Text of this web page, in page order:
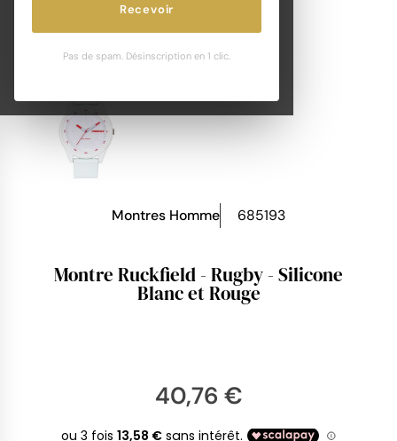
Recevoir
Pas de spam. Désinscription en 1 clic.
Montres Homme 685193
Montre Ruckfield - Rugby - Silicone
Blanc et Rouge
40,76 €